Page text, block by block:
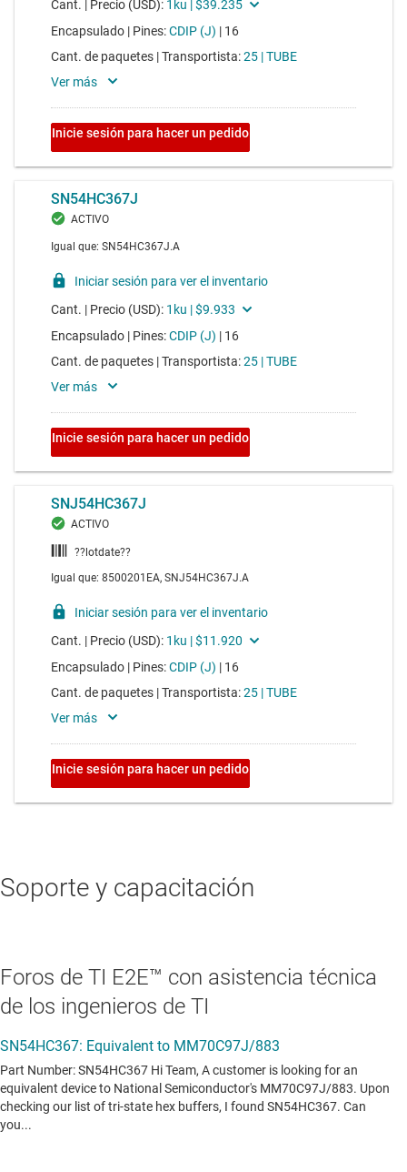
Soporte y capacitación
Foros de TI E2E™ con asistencia técnica
de los ingenieros de TI